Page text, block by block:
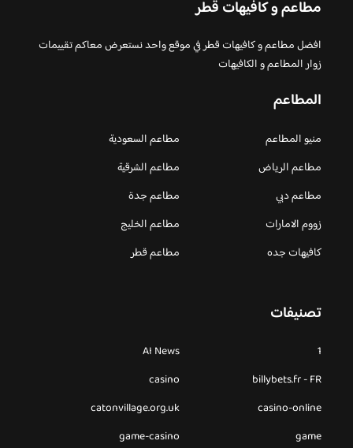
مطاعم و كافيهات قطر
افضل مطاعم و كافيهات قطر في موقع واحد نستعرض معاكم تقييمات
زوار المطاعم و الكافيهات
المطاعم
منيو المطاعم
مطاعم السعودية
مطاعم الرياض
مطاعم الشرقية
مطاعم دبي
مطاعم جدة
زووم الامارات
مطاعم الخليج
كافيهات جده
مطاعم قطر
تصنيفات
1
AI News
billybets.fr - FR
casino
casino-online
catonvillage.org.uk
game
game-casino